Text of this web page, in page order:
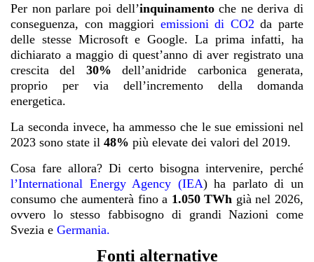
Per non parlare poi dell’inquinamentoche ne deriva di
conseguenza, con maggiori emissioni di CO2 da parte
delle stesse Microsoft e Google. La prima infatti, ha
dichiarato a maggio di quest’anno di aver registrato una
crescita del 30% dell’anidride carbonica generata,
proprio per via dell’incremento della domanda
energetica.
La seconda invece, ha ammesso che le sue emissioni nel
2023 sono state il 48% più elevate dei valori del 2019.
Cosa fare allora? Di certo bisogna intervenire, perché
l’International Energy Agency (IEA)ha parlato di un
consumo che aumenterà fino a 1.050 TWh già nel 2026,
ovvero lo stesso fabbisogno di grandi Nazioni come
Svezia e Germania.
Fonti alternative